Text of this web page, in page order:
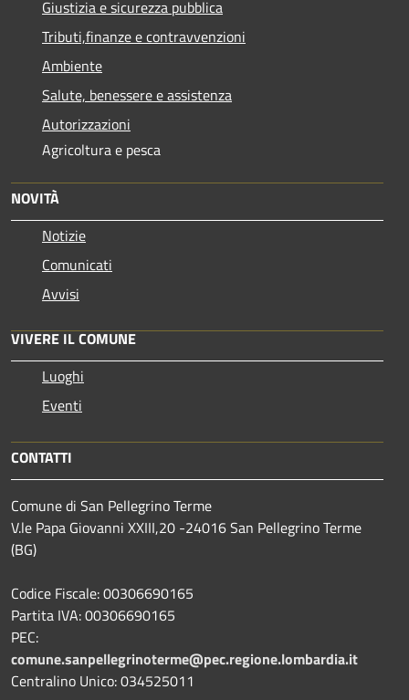
Giustizia e sicurezza pubblica
Tributi,finanze e contravvenzioni
Ambiente
Salute, benessere e assistenza
Autorizzazioni
Agricoltura e pesca
NOVITÀ
Notizie
Comunicati
Avvisi
VIVERE IL COMUNE
Luoghi
Eventi
CONTATTI
Comune di San Pellegrino Terme
V.le Papa Giovanni XXIII,20 -24016 San Pellegrino Terme
(BG)
Codice Fiscale: 00306690165
Partita IVA: 00306690165
PEC:
comune.sanpellegrinoterme@pec.regione.lombardia.it
Centralino Unico: 034525011